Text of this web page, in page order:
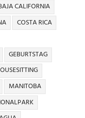
CALIFORNIA
COSTA RICA
GEBURTSTAG
MANITOBA